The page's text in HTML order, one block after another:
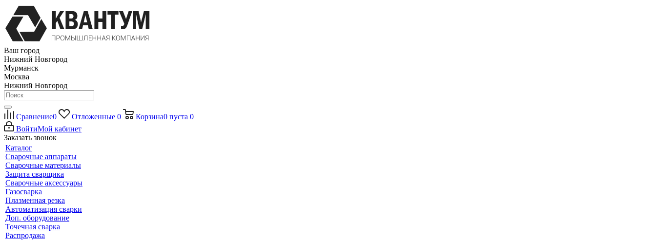
Ваш город
Нижний Новгород
Мурманск
Москва
Нижний Новгород
Сравнение0 Отложенные 0 Корзина0 пуста 0
ВойтиМой кабинет
Заказать звонок
Каталог
Сварочные аппараты
Сварочные материалы
Защита сварщика
Сварочные аксессуары
Газосварка
Плазменная резка
Автоматизация сварки
Доп. оборудование
Точечная сварка
Распродажа